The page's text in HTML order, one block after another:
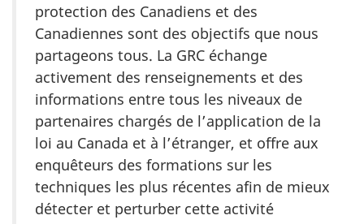
protection des Canadiens et des
Canadiennes sont des objectifs que nous
partageons tous. La GRC échange
activement des renseignements et des
informations entre tous les niveaux de
partenaires chargés de l’application de la
loi au Canada et à l’étranger, et offre aux
enquêteurs des formations sur les
techniques les plus récentes afin de mieux
détecter et perturber cette activité